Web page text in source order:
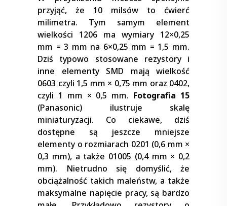
przyjąć, że 10 milsów to ćwierć
milimetra. Tym samym element
wielkości 1206 ma wymiary 12×0,25
mm = 3 mm na 6×0,25 mm = 1,5 mm.
Dziś typowo stosowane rezystory i
inne elementy SMD mają wielkość
0603 czyli 1,5 mm × 0,75 mm oraz 0402,
czyli 1 mm × 0,5 mm. Fotografia 15
(Panasonic) ilustruje skalę
miniaturyzacji. Co ciekawe, dziś
dostępne są jeszcze mniejsze
elementy o rozmiarach 0201 (0,6 mm ×
0,3 mm), a także 01005 (0,4 mm × 0,2
mm). Nietrudno się domyślić, że
obciążalność takich maleństw, a także
maksymalne napięcie pracy, są bardzo